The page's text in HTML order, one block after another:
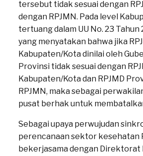
tersebut tidak sesuai dengan
dengan RPJMN. Pada level
tertuang dalam UU No. 23 Tahun
yang menyatakan bahwa jika
Kabupaten/Kota dinilai oleh
Provinsi tidak sesuai dengan
Kabupaten/Kota dan RPJMD
RPJMN, maka sebagai
pusat berhak untuk
Sebagai upaya perwujudan
perencanaan sektor kesehatan
bekerjasama dengan Direktorat